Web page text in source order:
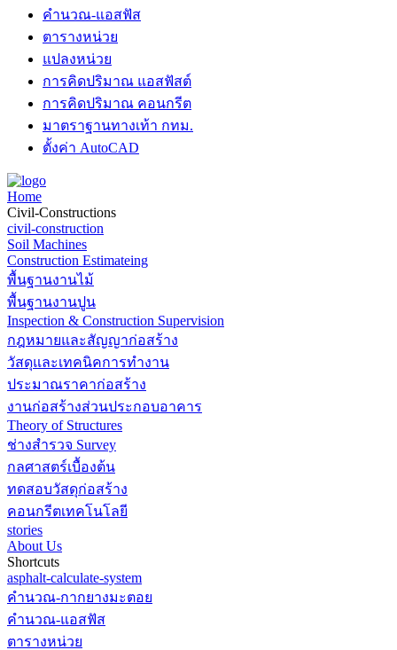
คำนวณ-แอสฟัส
ตารางหน่วย
แปลงหน่วย
การคิดปริมาณ แอสฟัสต์
การคิดปริมาณ คอนกรีต
มาตราฐานทางเท้า กทม.
ตั้งค่า AutoCAD
Home
Civil-Constructions
civil-construction
Soil Machines
Construction Estimateing
พื้นฐานงานไม้
พื้นฐานงานปูน
Inspection & Construction Supervision
กฎหมายและสัญญาก่อสร้าง
วัสดุและเทคนิคการทำงาน
ประมาณราคาก่อสร้าง
งานก่อสร้างส่วนประกอบอาคาร
Theory of Structures
ช่างสำรวจ Survey
กลศาสตร์เบื้องต้น
ทดสอบวัสดุก่อสร้าง
คอนกรีตเทคโนโลยี
stories
About Us
Shortcuts
asphalt-calculate-system
คำนวณ-กากยางมะตอย
คำนวณ-แอสฟัส
ตารางหน่วย